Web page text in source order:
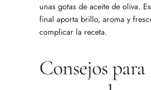
unas gotas de aceite de oliva.
final aporta brillo, aroma y
complicar la receta.
Consejos para